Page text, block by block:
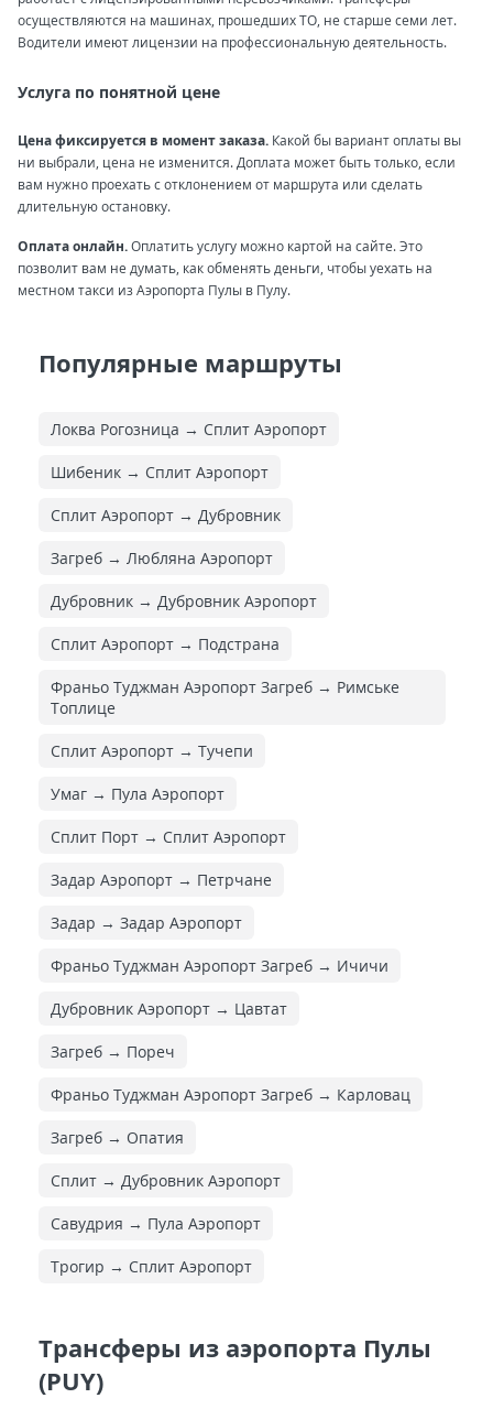
осуществляются на машинах, прошедших ТО, не старше семи лет.
Водители имеют лицензии на профессиональную деятельность.
Услуга по понятной цене
Цена фиксируется в момент заказа. Какой бы вариант оплаты вы
ни выбрали, цена не изменится. Доплата может быть только, если
вам нужно проехать с отклонением от маршрута или сделать
длительную остановку.
Оплата онлайн.Оплатить услугу можно картой на сайте. Это
позволит вам не думать, как обменять деньги, чтобы уехать на
местном такси из Аэропорта Пулы в Пулу.
Популярные маршруты
Локва Рогозница → Сплит Аэропорт
Шибеник → Сплит Аэропорт
Сплит Аэропорт → Дубровник
Загреб → Любляна Аэропорт
Дубровник → Дубровник Аэропорт
Сплит Аэропорт → Подстрана
Франьо Туджман Аэропорт Загреб → Римське
Топлице
Сплит Аэропорт → Тучепи
Умаг → Пула Аэропорт
Сплит Порт → Сплит Аэропорт
Задар Аэропорт → Петрчане
Задар → Задар Аэропорт
Франьо Туджман Аэропорт Загреб → Ичичи
Дубровник Аэропорт → Цавтат
Загреб → Пореч
Франьо Туджман Аэропорт Загреб → Карловац
Загреб → Опатия
Сплит → Дубровник Аэропорт
Савудрия → Пула Аэропорт
Трогир → Сплит Аэропорт
Трансферы из аэропорта Пулы
(PUY)